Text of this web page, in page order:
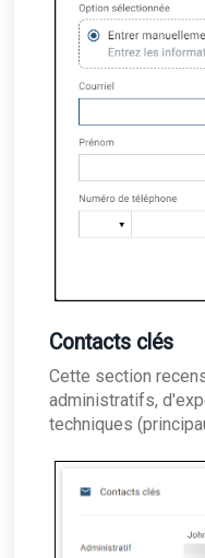
Contacts clés
Cette section
administratifs,
techniques